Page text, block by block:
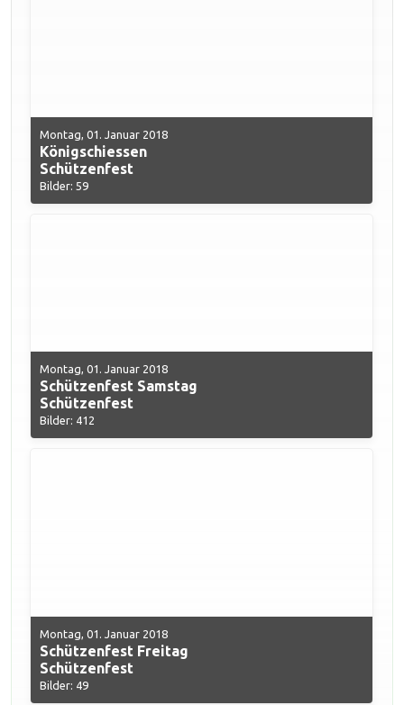
Montag, 01. Januar 2018
Königschiessen
Schützenfest
Bilder: 59
Montag, 01. Januar 2018
Schützenfest Samstag
Schützenfest
Bilder: 412
Montag, 01. Januar 2018
Schützenfest Freitag
Schützenfest
Bilder: 49